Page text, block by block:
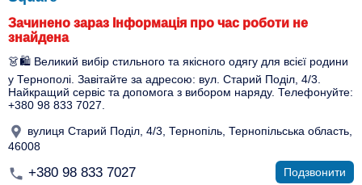
Зачинено зараз Інформація про час роботи не
знайдена
👗🛍️ Великий вибір стильного та якісного одягу для всієї родини
у Тернополі. Завітайте за адресою: вул. Старий Поділ, 4/3.
Найкращий сервіс та допомога з вибором наряду. Телефонуйте:
+380 98 833 7027.
вулиця Старий Поділ, 4/3, Тернопіль, Тернопільська область,
46008
+380 98 833 7027 Подзвонити